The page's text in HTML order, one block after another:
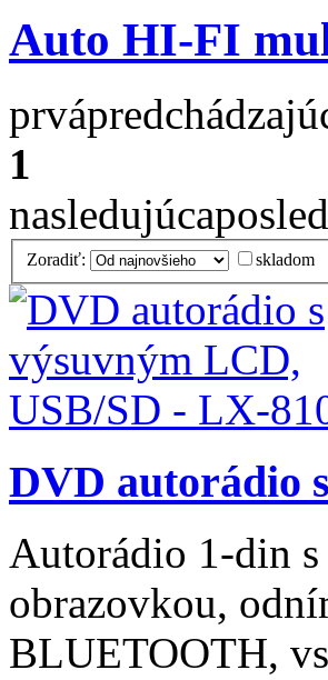
Auto HI-FI
prvá
1
nasledujúca
Zoradiť: skladom
DVD autorádio
Autorádio 1-din
obrazovkou,
BLUETOOTH,